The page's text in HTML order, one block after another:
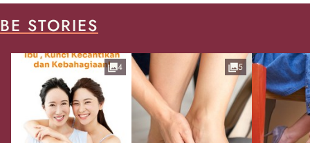
BE STORIES
4 5